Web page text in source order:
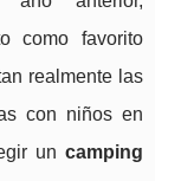
como favorito
realmente las
con niños en
un camping